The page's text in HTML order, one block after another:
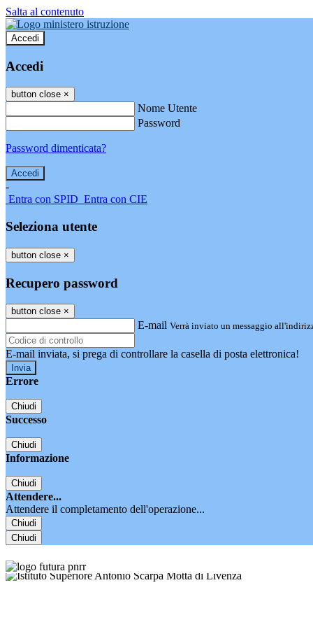
Salta al contenuto
Accedi
Accedi
button close ×
Nome Utente
Password
Password dimenticata?
-
Entra con SPID Entra con CIE
Seleziona utente
button close ×
Recupero password
button close ×
E-mail Verrà inviato un messaggio
E-mail inviata, si prega di controllare la casella di posta elettronica!
Errore
Chiudi
Successo
Chiudi
Informazione
Chiudi
Attendere...
Attendere il completamento dell'operazione...
Chiudi
Chiudi